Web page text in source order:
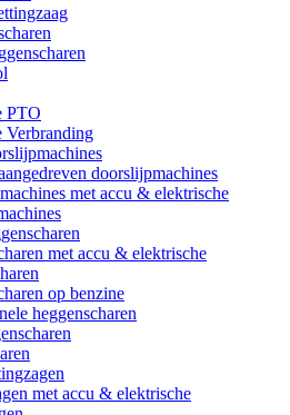
PTO
Verbranding
doorslijpmachines
met accu & elektrische
met accu & elektrische
op benzine
heggenscharen
met accu & elektrische